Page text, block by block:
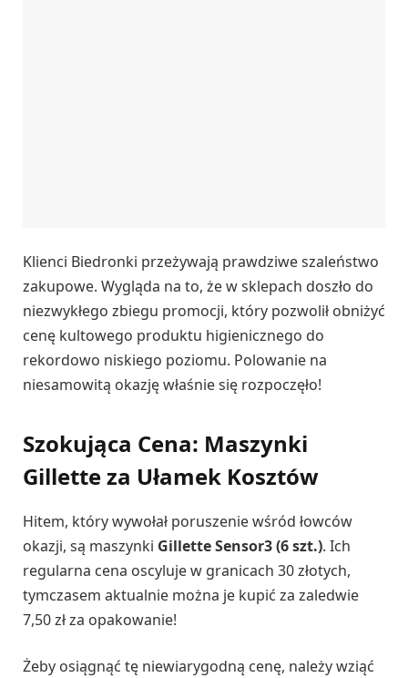
Klienci Biedronki przeżywają prawdziwe szaleństwo
zakupowe. Wygląda na to, że w sklepach doszło do
niezwykłego zbiegu promocji, który pozwolił obniżyć
cenę kultowego produktu higienicznego do
rekordowo niskiego poziomu. Polowanie na
niesamowitą okazję właśnie się rozpoczęło!
Szokująca Cena: Maszynki
Gillette za Ułamek Kosztów
Hitem, który wywołał poruszenie wśród łowców
okazji, są maszynki Gillette Sensor3 (6 szt.). Ich
regularna cena oscyluje w granicach 30 złotych,
tymczasem aktualnie można je kupić za zaledwie
7,50 zł za opakowanie!
Żeby osiągnąć tę niewiarygodną cenę, należy wziąć